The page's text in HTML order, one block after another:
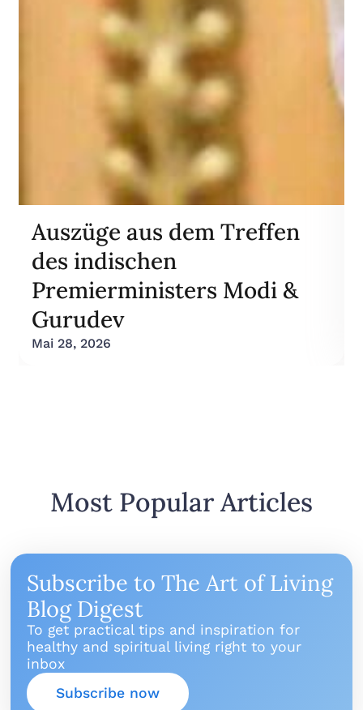
Auszüge aus dem Treffen
des indischen
Premierministers Modi &
Gurudev
Mai 28, 2026
Most Popular Articles
Subscribe to The Art of Living
Blog Digest
To get practical tips and inspiration for
healthy and spiritual living right to your
inbox
Subscribe now